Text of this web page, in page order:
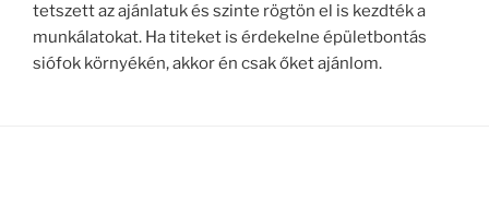
tetszett az ajánlatuk és szinte rögtön el is kezdték a
munkálatokat. Ha titeket is érdekelne épületbontás
siófok környékén, akkor én csak őket ajánlom.